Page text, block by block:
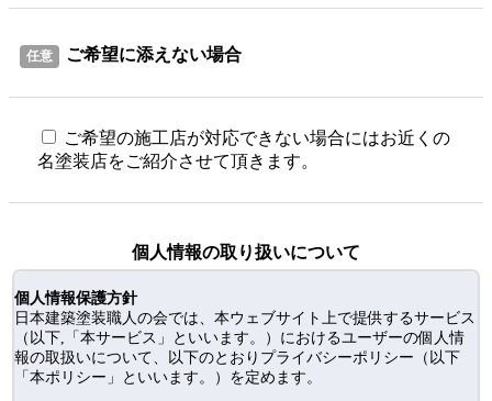
任意 ご希望に添えない場合
ご希望の施工店が対応できない場合にはお近くの
名塗装店をご紹介させて頂きます。
個人情報の取り扱いについて
個人情報保護方針
日本建築塗装職人の会では、本ウェブサイト上で提供するサービス
（以下,「本サービス」といいます。）におけるユーザーの個人情
報の取扱いについて、以下のとおりプライバシーポリシー（以下
「本ポリシー」といいます。）を定めます。